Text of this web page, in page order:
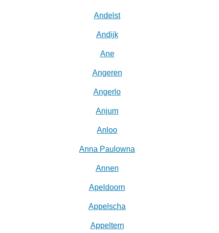
Andelst
Andijk
Ane
Angeren
Angerlo
Anjum
Anloo
Anna Paulowna
Annen
Apeldoorn
Appelscha
Appeltern